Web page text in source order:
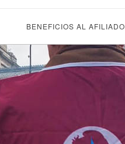
BENEFICIOS AL AFILIADO